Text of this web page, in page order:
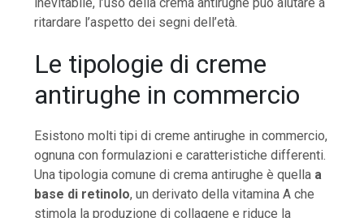
ritardare l’aspetto dei segni dell’età.
Le tipologie di creme
antirughe in commercio
Esistono molti tipi di creme antirughe in commercio,
ognuna con formulazioni e caratteristiche differenti.
Una tipologia comune di crema antirughe è quella a
base di retinolo, un derivato della vitamina A che
stimola la produzione di collagene e riduce la